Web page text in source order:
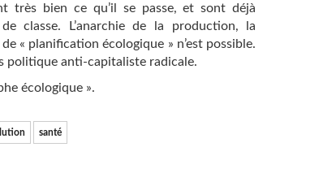
très bien ce qu’il se passe, et sont déjà
classe. L’anarchie de la production, la
« planification écologique » n’est possible.
politique anti-capitaliste radicale.
écologique ».
santé